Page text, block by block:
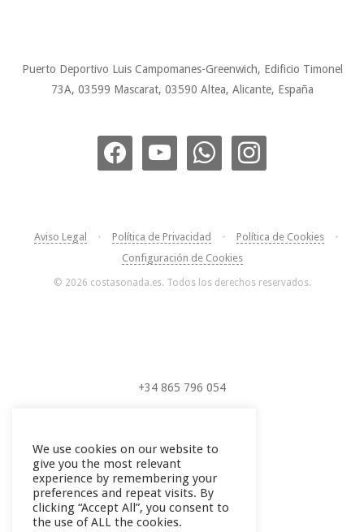
Puerto Deportivo Luis Campomanes-Greenwich, Edificio Timonel
73A, 03599 Mascarat, 03590 Altea, Alicante, España
Aviso Legal • Política de Privacidad • Política de Cookies
•
Configuración de Cookies
© 2026 costasonada.es. Todos los derechos reservados.
+34 865 796 054
We use cookies on our website to
give you the most relevant
experience by remembering your
preferences and repeat visits. By
clicking “Accept All”, you consent to
the use of ALL the cookies.